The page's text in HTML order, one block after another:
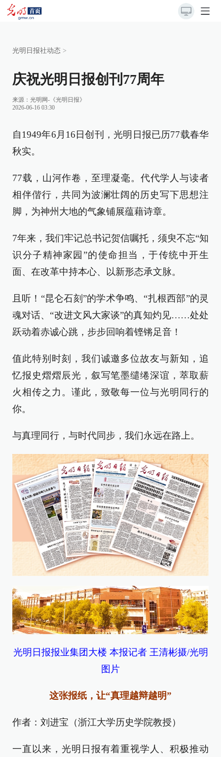
光明日报社动态 >
庆祝光明日报创刊77周年
来源： 光明网-《光明日报》
2026-06-16 03:30
自1949年6月16日创刊，光明日报已历77载春华
秋实。
77载，山河作卷，至理凝毫。代代学人与读者
相伴偕行，共同为波澜壮阔的历史写下思想注
脚，为神州大地的气象铺展蕴藉诗章。
7年来，我们牢记总书记贺信嘱托，须臾不忘“知
识分子精神家园”的使命担当，于传统中开生
面、在改革中持本心、以新形态承文脉。
且听！“昆仑石刻”的学术争鸣、“扎根西部”的灵
魂对话、“改进文风大家谈”的真知灼见……处处
跃动着赤诚心跳，步步回响着铿锵足音！
值此特别时刻，我们诚邀多位故友与新知，追
忆报史熠熠辰光，叙写笔墨缱绻深谊，萃取薪
火相传之力。谨此，致敬每一位与光明同行的
你。
与真理同行，与时代同步，我们永远在路上。
光明日报报业集团大楼 本报记者 王清彬摄/光明
图片
这张报纸，让“真理越辩越明”
作者：刘进宝（浙江大学历史学院教授）
一直以来，光明日报有着重视学人、积极推动